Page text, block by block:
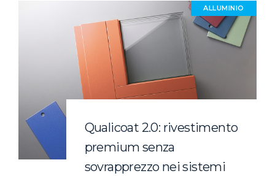
Qualicoat 2.0: rivestimento
premium senza
sovrapprezzo nei sistemi
ALLUMINIO